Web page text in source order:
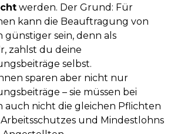
werden. Der Grund: Für
kann die Beauftragung von
günstiger sein, denn als
zahlst du deine
selbst.
sparen aber nicht nur
– sie müssen bei
auch nicht die gleichen Pflichten
und Mindestlohns